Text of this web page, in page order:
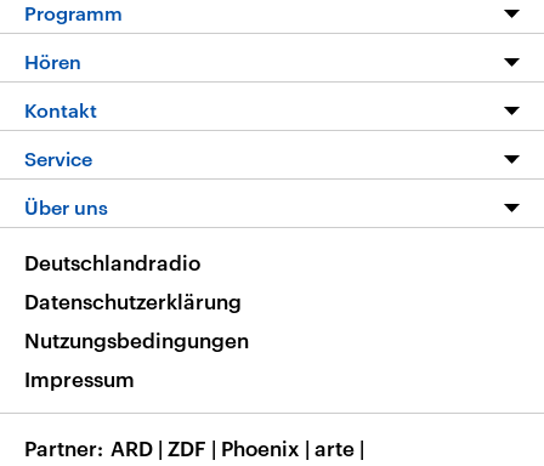
Programm
Programm
Die Nachrichten
Nachrichtenleicht
Neue Beiträge auf dlf.de
Hören
Livestream
Podcasts
Deutschlandfunk App
Nachrichten App
Frequenzen
Kontakt
Hörerservice
Service
FAQ
Veranstaltungen
Musikliste
RSS
Über uns
Barrierefreiheit
Deutschlandradio
Datenschutzerklärung
Nutzungsbedingungen
Impressum
Partner ARD | ZDF | Phoenix | arte |